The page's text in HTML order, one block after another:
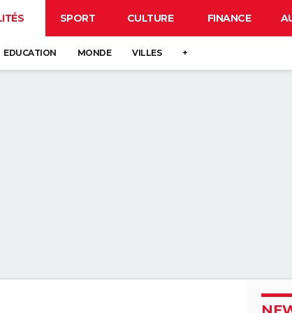
SPORT CULTURE FINANCE
EDUCATION MONDE VILLES +